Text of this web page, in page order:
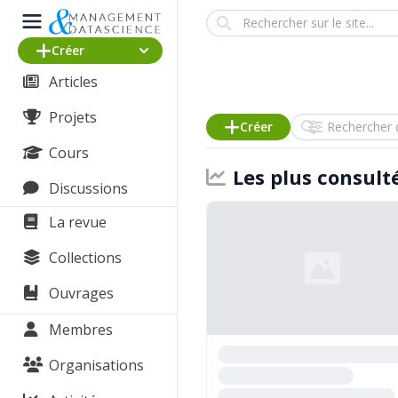
Créer
Articles
Projets
Cours
Discussions
La revue
Collections
Ouvrages
Membres
Organisations
Search
Créer Rechercher dans
Les plus